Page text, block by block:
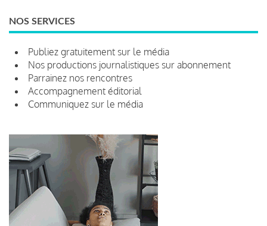
NOS SERVICES
Publiez gratuitement sur le média
Nos productions journalistiques sur abonnement
Parrainez nos rencontres
Accompagnement éditorial
Communiquez sur le média